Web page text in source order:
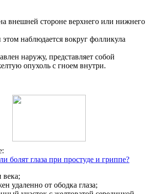
внешней стороне верхнего или нижнего
этом наблюдается вокруг фолликула
наружу, представляет собой
опухоль с гноем внутри.
болят глаза при простуде и гриппе?
века;
удаленно от ободка глаза;